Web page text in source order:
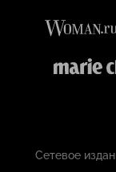
Сетевое